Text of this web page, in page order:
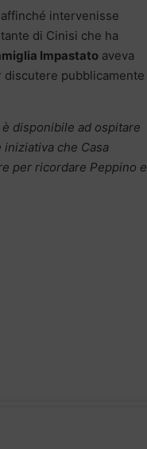
intervenisse
di Cinisi che ha
Impastato aveva
discutere pubblicamente
è disponibile ad ospitare
che Casa
per ricordare Peppino e